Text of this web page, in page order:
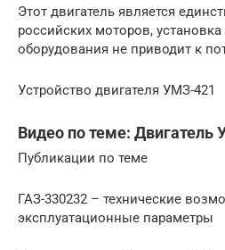
Этот двигатель является
российских моторов,
оборудования не приводит к
Устройство двигателя УМЗ-421
Видео по теме: Двигатель
Публикации по теме
ГАЗ-330232 – технические
эксплуатационные параметры